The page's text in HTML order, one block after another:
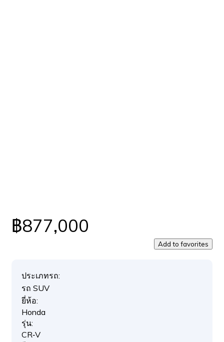
฿877,000
Add to favorites
ประเภทรถ:
รถ SUV
ยี่ห้อ:
Honda
รุ่น:
CR‑V